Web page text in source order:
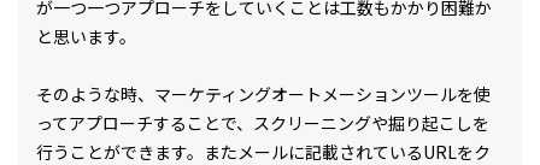
が一つ一つアプローチをしていくことは工数もかかり困難か
と思います。
そのような時、マーケティングオートメーションツールを使
ってアプローチすることで、スクリーニングや掘り起こしを
行うことができます。またメールに記載されているURLをク